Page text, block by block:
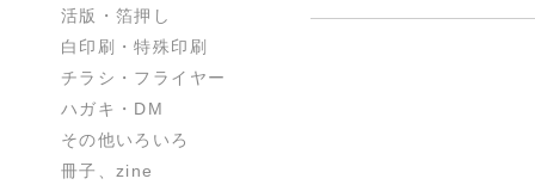
活版・箔押し
白印刷・特殊印刷
チラシ・フライヤー
ハガキ・DM
その他いろいろ
冊子、zine